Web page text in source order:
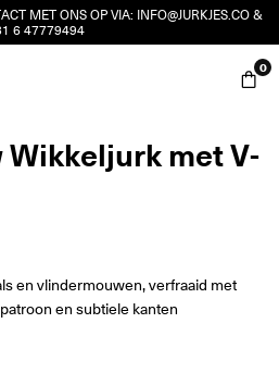
MET ONS OP VIA: INFO@JURKJES.CO&
6 47779494
0
met V-
en vlindermouwen, verfraaid met
en subtiele kanten